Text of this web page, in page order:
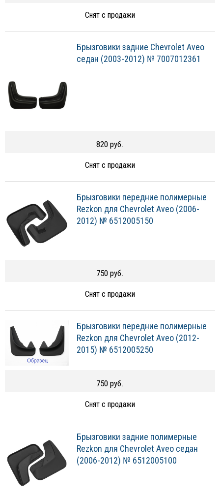
Снят с продажи
Брызговики задние Chevrolet Aveo
седан (2003-2012) № 7007012361
820 руб.
Снят с продажи
Брызговики передние полимерные
Rezkon для Chevrolet Aveo (2006-
2012) № 6512005150
750 руб.
Снят с продажи
Брызговики передние полимерные
Rezkon для Chevrolet Aveo (2012-
2015) № 6512005250
750 руб.
Снят с продажи
Брызговики задние полимерные
Rezkon для Chevrolet Aveo седан
(2006-2012) № 6512005100